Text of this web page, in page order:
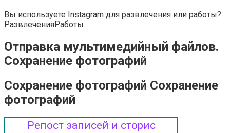
Вы используете Instagram для развлечения или работы?
РазвлеченияРаботы
Отправка мультимедийный файлов.
Сохранение фотографий
Сохранение фотографий Сохранение
фотографий
Репост записей и сторис